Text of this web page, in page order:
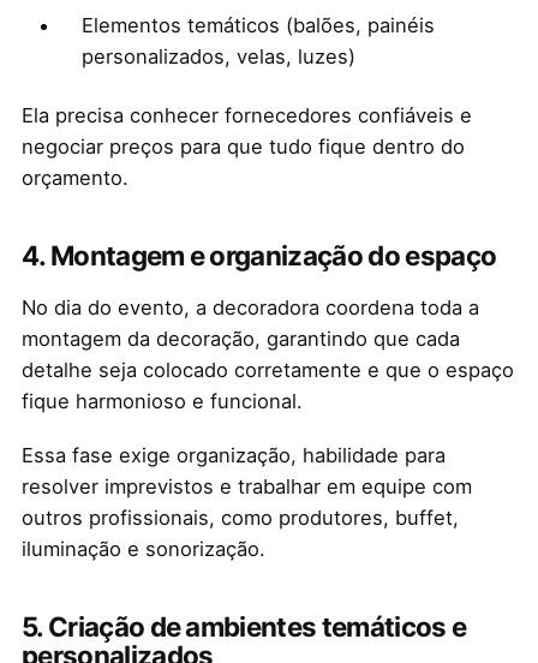
Elementos temáticos (balões, painéis
personalizados, velas, luzes)
Ela precisa conhecer fornecedores confiáveis e
negociar preços para que tudo fique dentro do
orçamento.
4.Montagem e organização do espaço
No dia do evento, a decoradora coordena toda a
montagem da decoração, garantindo que cada
detalhe seja colocado corretamente e que o espaço
fique harmonioso e funcional.
Essa fase exige organização, habilidade para
resolver imprevistos e trabalhar em equipe com
outros profissionais, como produtores, buffet,
iluminação e sonorização.
5.Criação de ambientes temáticos e
personalizados